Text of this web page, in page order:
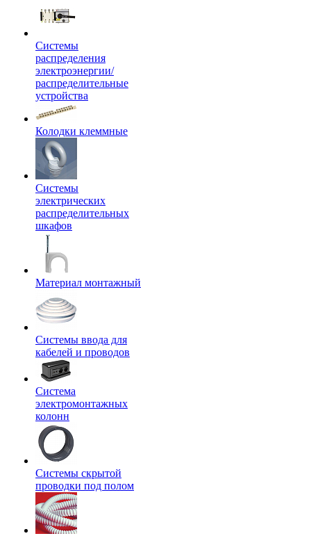
Системы
распределения
электроэнергии/
распределительные
устройства
Колодки клеммные
Системы
электрических
распределительных
шкафов
Материал монтажный
Системы ввода для
кабелей и проводов
Система
электромонтажных
колонн
Системы скрытой
проводки под полом